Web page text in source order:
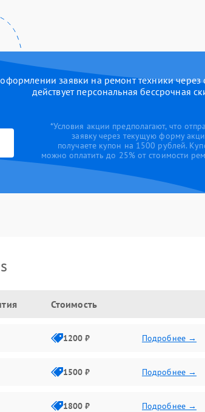
заявки на ремонт техники через
действует персональная бессрочная
*Условия акции предполагают, что
заявку через текущую форму
получаете купон на 1500 рублей.
можно оплатить до 25% от стоимости
Стоимость
1200 ₽ Подробнее →
1500 ₽ Подробнее →
1800 ₽ Подробнее →